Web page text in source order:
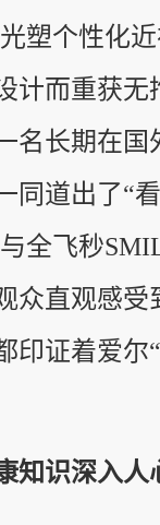
塑个性化
计而重获无
名长期在国
同道出了“
全飞秒
众直观感受
印证着爱尔
知识深入人